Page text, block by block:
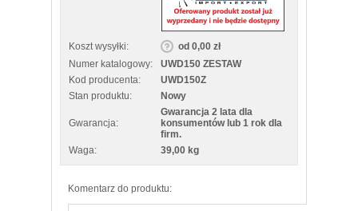
Koszt wysyłki:
od 0,00 zł
Numer katalogowy:
UWD150 ZESTAW
Kod producenta:
UWD150Z
Stan produktu:
Nowy
Gwarancja:
Gwarancja 2 lata dla
konsumentów lub 1 rok dla
firm.
Waga:
39,00 kg
Komentarz do produktu: